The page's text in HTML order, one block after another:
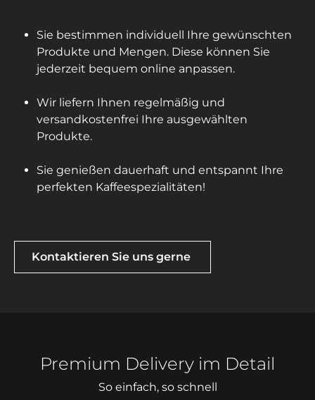
Sie bestimmen individuell Ihre gewünschten
Produkte und Mengen. Diese können Sie
jederzeit bequem online anpassen.
Wir liefern Ihnen regelmäßig und
versandkostenfrei Ihre ausgewählten
Produkte.
Sie genießen dauerhaft und entspannt Ihre
perfekten Kaffeespezialitäten!
Kontaktieren Sie uns gerne
Premium Delivery im Detail
So einfach, so schnell